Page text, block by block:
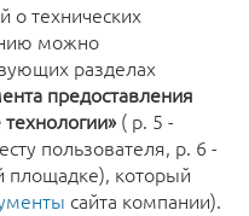
технических
можно
разделах
предоставления
( р. 5 -
пользователя, р. 6 -
площадке), который
сайта компании).